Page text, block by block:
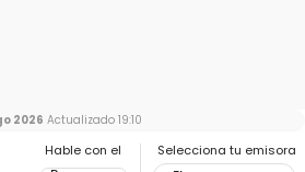
Hable con el Selecciona tu emisora
2026 Actualizado 19:10